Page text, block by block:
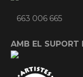
663 006 665
AMB EL SUPORT